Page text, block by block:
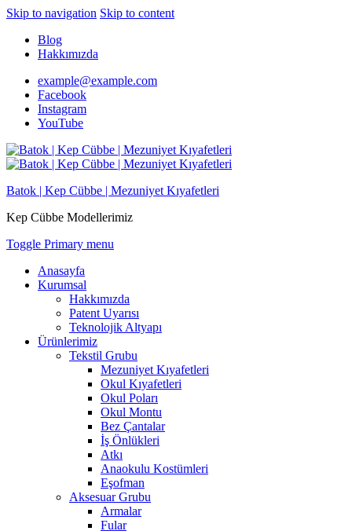
Skip to navigation Skip to content
Blog
Hakkımızda
example@example.com
Facebook
Instagram
YouTube
Batok | Kep Cübbe | Mezuniyet Kıyafetleri
Kep Cübbe Modellerimiz
Toggle Primary menu
Anasayfa
Kurumsal
Hakkımızda
Patent Uyarısı
Teknolojik Altyapı
Ürünlerimiz
Tekstil Grubu
Mezuniyet Kıyafetleri
Okul Kıyafetleri
Okul Poları
Okul Montu
Bez Çantalar
İş Önlükleri
Atkı
Anaokulu Kostümleri
Eşofman
Aksesuar Grubu
Armalar
Fular